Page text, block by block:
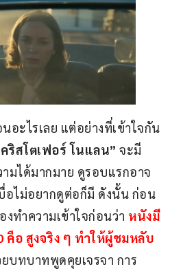
อะไรเลย แต่อย่างที่เข้าใจกัน
ริสโตเฟอร์ โนแลน” จะมี
มได้มากมาย ดูรอบแรกอาจ
อไม่อยากดูต่อก็มี ดังนั้น ก่อน
ทำความเข้าใจก่อนว่า หนังมี
คือ สูงจริง ๆ ทำให้ผู้ชมหลับ
บทบาทพูดคุยเจรจา การ